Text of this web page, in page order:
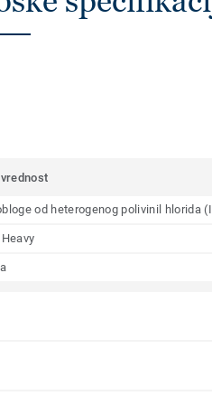
od heterogenog polivinil hlorida